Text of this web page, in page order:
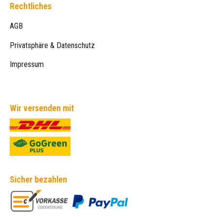
Rechtliches
AGB
Privatsphäre & Datenschutz
Impressum
Wir versenden mit
Sicher bezahlen